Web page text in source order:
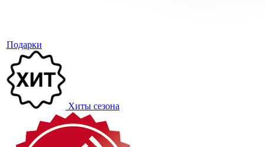
Подарки
Хиты сезона